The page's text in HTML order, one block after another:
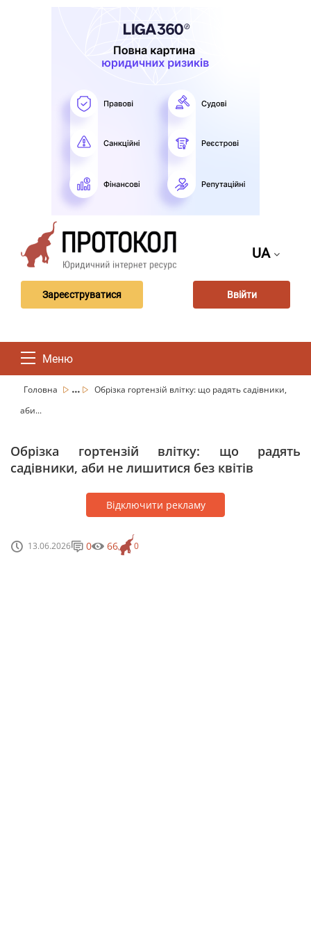
UA
Зареєструватися Ввійти
Меню
Головна ...
Обрізка гортензій влітку: що радять садівники,
аби...
Обрізка гортензій влітку: що радять
садівники, аби не лишитися без квітів
Відключити рекламу
13.06.2026 0
0 66